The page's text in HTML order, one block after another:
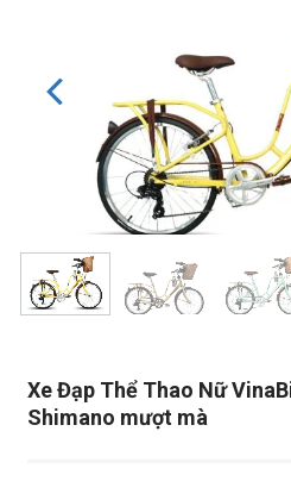
Xe Đạp Thể Thao Nữ
Shimano mượt mà